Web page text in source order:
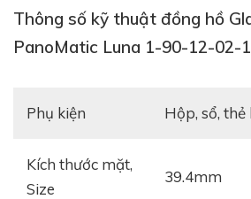
Thông số kỹ thuật đồng hồ
PanoMatic Luna 1-90-12-02-
Phụ kiện hộp, sổ,
Kích thước mặt,
Size
39.4mm